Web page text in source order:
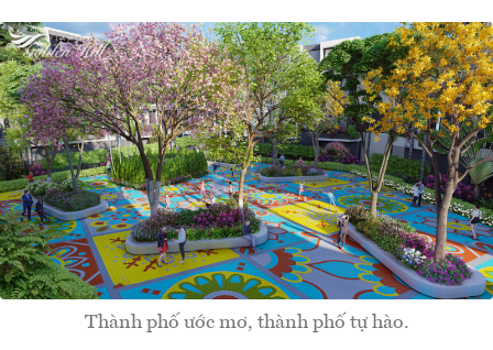
Thành phố ước mơ, thành phố tự hào.